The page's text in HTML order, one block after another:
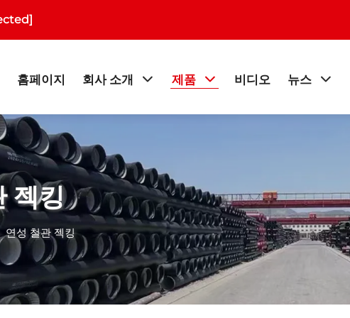
홈페이지 회사 소개 제품 비디오 뉴스
젝킹
연성 철관 젝킹